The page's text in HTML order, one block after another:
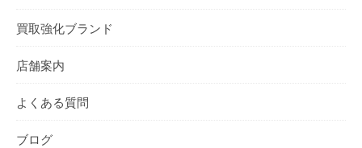
買取強化ブランド
店舗案内
よくある質問
ブログ